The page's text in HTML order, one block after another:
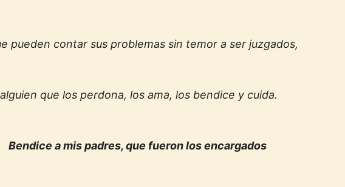
pueden contar sus problemas sin temor a ser juzgados,
alguien que los perdona, los ama, los bendice y cuida.
Bendice a mis padres, que fueron los encargados